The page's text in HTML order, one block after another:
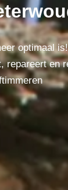
optimaal is!
repareert en